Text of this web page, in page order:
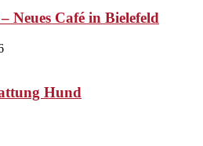
Neues Café in Bielefeld
Hund